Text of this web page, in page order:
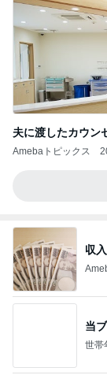
夫に渡したカウン
Amebaトピックス
収
当
世帯